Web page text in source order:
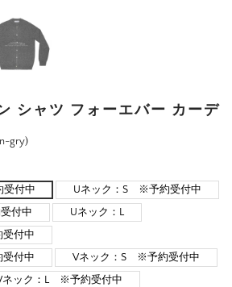
シャツ フォーエバー カーデ
gry)
付中
Uネック：S ※予約受付中
付中
Uネック：L
付中
付中
Vネック：S ※予約受付中
ネック：L ※予約受付中